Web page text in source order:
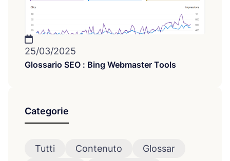
25/03/2025
Glossario SEO : Bing Webmaster Tools
Categorie
Tutti Contenuto
Glossar